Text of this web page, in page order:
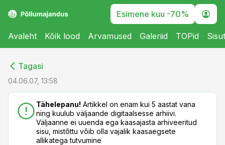
Esimene kuu -70%
Avaleht Kõik lood Arvamused Galeriid TOPid
Tagasi
04.06.07, 13:58
Tähelepanu! Artikkel on enam kui 5 aastat vana
ning kuulub väljaande digitaalsesse arhiivi.
Väljaanne ei uuenda ega kaasajasta arhiveeritud
sisu, mistõttu võib olla vajalik kaasaegsete
allikatega tutvumine